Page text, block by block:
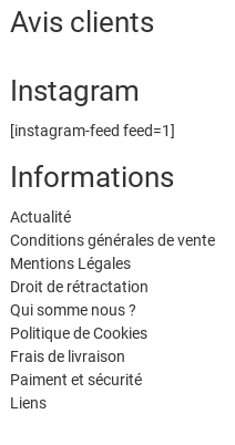
Avis clients
Instagram
[instagram-feed feed=1]
Informations
Actualité
Conditions générales de vente
Mentions Légales
Droit de rétractation
Qui somme nous ?
Politique de Cookies
Frais de livraison
Paiment et sécurité
Liens